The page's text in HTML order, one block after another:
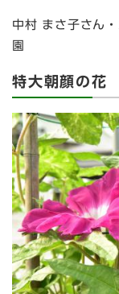
中村 まさ子さん
園
特大朝顔の花